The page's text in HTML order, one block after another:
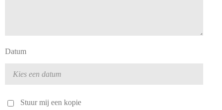
Datum
Stuur mij een kopie